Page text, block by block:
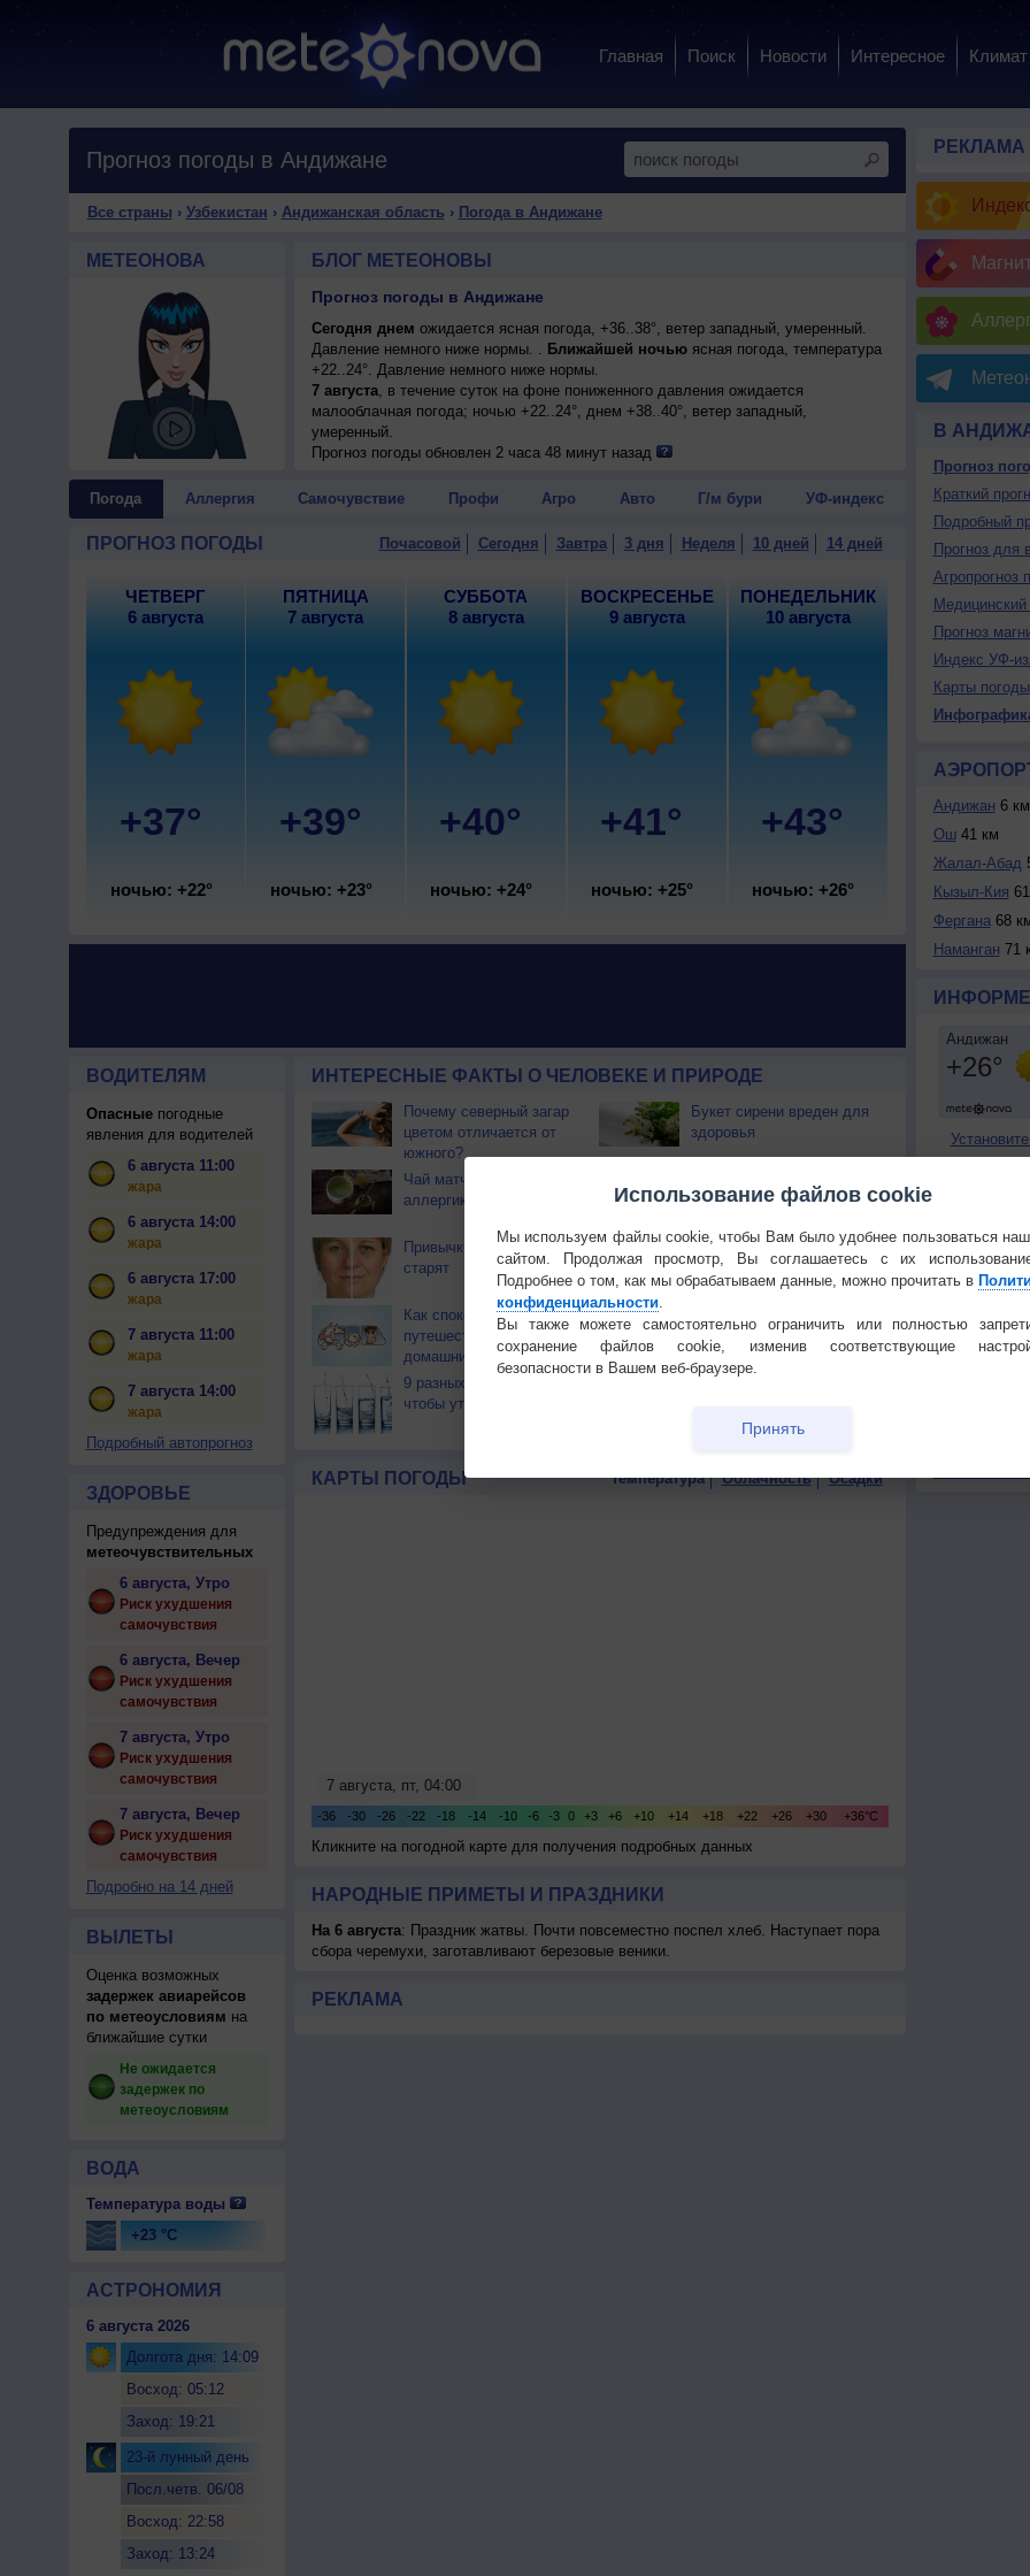
Главная Поиск Новости Интересное Климат
Прогноз погоды в Андижане
Все страны › Узбекистан › Андижанская область › Погода в Андижане
МЕТЕОНОВА БЛОГ МЕТЕОНОВЫ
Прогноз погоды в Андижане
Сегодня днем ожидается ясная погода, +36..38°, ветер западный, умеренный.
Давление немного ниже нормы. . Ближайшей ночьюясная погода, температура
+22..24°. Давление немного ниже нормы.
7 августа, в течение суток на фоне пониженного давления ожидается
малооблачная погода; ночью +22..24°, днем +38..40°, ветер западный,
умеренный.
7 августа, ожидается малооблачная погода; ночью +22..24°, днем +38..40°, ветер
8 августа, в течение суток на фоне пониженного давления ожидается ясная
, ожидается малооблачная погода; ночью +24..26°, днем +40..42°, ветер
западный, умеренный.
Прогноз погоды обновлен 2 часа 48 минут назад
Погода Аллергия Самочувствие Профи Агро Авто Г/м бури УФ-индекс
ПРОГНОЗ ПОГОДЫ Почасовой Сегодня Завтра 3 дня Неделя 10 дней 14 дней
ЧЕТВЕРГ
6 августа
+37°
ночью: +22°
ПЯТНИЦА
7 августа
+39°
ночью: +23°
СУББОТА
8 августа
+40°
ночью: +24°
ВОСКРЕСЕНЬЕ
9 августа
+41°
ночью: +25°
ПОНЕДЕЛЬНИК
10 августа
+43°
ночью: +26°
ВОДИТЕЛЯМ
Опасныепогодные
явления для водителей
6 августа 11:00
жара
6 августа 14:00
жара
6 августа 17:00
жара
7 августа 11:00
жара
7 августа 14:00
жара
Подробный автопрогноз
ЗДОРОВЬЕ
Предупреждения для
метеочувствительных
6 августа, Утро
Риск ухудшения
самочувствия
6 августа, Вечер
Риск ухудшения
самочувствия
7 августа, Утро
Риск ухудшения
самочувствия
7 августа, Вечер
Риск ухудшения
самочувствия
Подробно на 14 дней
ВЫЛЕТЫ
Оценка возможных
задержек авиарейсов
по метеоусловиям на
ближайшие сутки
Не ожидается
задержек по
метеоусловиям
ВОДА
Температура воды
+23 °C
АСТРОНОМИЯ
6 августа 2026
Долгота дня: 14:09
Восход: 05:12
Заход: 19:21
23-й лунный день
Посл.четв. 06/08
Восход: 22:58
Заход: 13:24
ИНТЕРЕСНЫЕ ФАКТЫ О ЧЕЛОВЕКЕ И ПРИРОДЕ
Почему северный загар
цветом отличается от
южного?
Букет сирени вреден для
здоровья
Чай матча может помочь
аллергикам
замедляет старение
Привычки, которые Вас
старят
Запах кофе стимулирует
мозг
Как спокойно
путешествовать с
домашним питомцем
в морскую раковину?
9 разных видов воды,
чтобы утолить жажду
КАРТЫ ПОГОДЫ Температура Облачность Осадки
Кликните на погодной карте для получения подробных данных
НАРОДНЫЕ ПРИМЕТЫ И ПРАЗДНИКИ
На 6 августа: Праздник жатвы. Почти повсеместно поспел хлеб. Наступает пора
сбора черемухи, заготавливают березовые веники.
РЕКЛАМА
РЕКЛАМА
В
Прогноз
Краткий
Подробный
Прогноз для
Агропрогноз
Медицинский
Прогноз
Индекс УФ-
Карты погоды
Андижан 6 км
Ош41 км
Жалал-Абад
Кызыл-Кия
Фергана68
Наманган 71
Добавить в
Экпорт
Использование файлов cookie
Мы используем файлы cookie, чтобы Вам было удобнее пользоваться
сайтом. Продолжая просмотр, Вы соглашаетесь с их
Подробнее о том, как мы обрабатываем данные, можно прочитать в
конфиденциальности
Вы также можете самостоятельно ограничить или полностью
сохранение файлов cookie, изменив соответствующие
безопасности в Вашем веб-браузере.
Принять